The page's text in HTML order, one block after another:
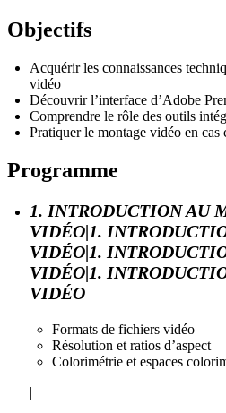
Objectifs
Acquérir les connaissances
vidéo
Découvrir l’interface d’Adobe
Comprendre le rôle des outils
Pratiquer le montage vidéo en cas
Programme
1. INTRODUCTION AU
VIDÉO|1.
VIDÉO|1.
VIDÉO|1.
VIDÉO
Formats de fichiers vidéo
Résolution et ratios d’aspect
Colorimétrie et espaces
|